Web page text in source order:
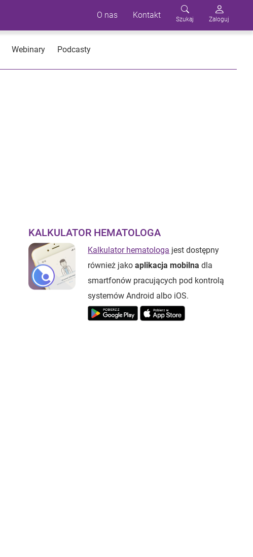
O nas Kontakt Szukaj Zaloguj
Webinary Podcasty
KALKULATOR HEMATOLOGA
Kalkulator hematologa jest dostępny
również jakoaplikacja mobilna dla
smartfonów pracujących pod kontrolą
systemów Android albo iOS.